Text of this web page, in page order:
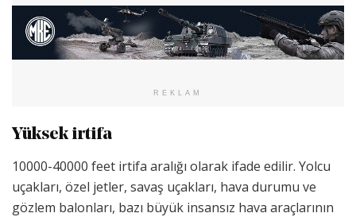
REKLAM
Yüksek irtifa
10000-40000 feet irtifa aralığı olarak ifade edilir. Yolcu
uçakları, özel jetler, savaş uçakları, hava durumu ve
gözlem balonları, bazı büyük insansız hava araçlarının